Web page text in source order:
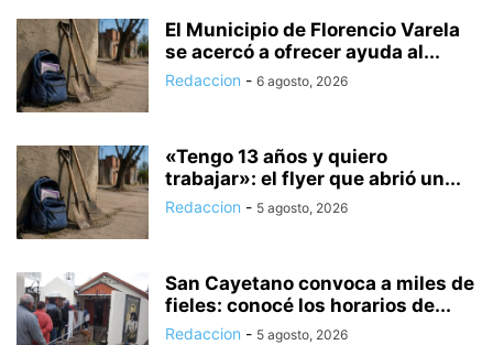
El Municipio de Florencio Varela
se acercó a ofrecer ayuda al...
Redaccion - 6 agosto, 2026
«Tengo 13 años y quiero
trabajar»: el flyer que abrió un...
Redaccion - 5 agosto, 2026
San Cayetano convoca a miles de
fieles: conocé los horarios de...
Redaccion - 5 agosto, 2026